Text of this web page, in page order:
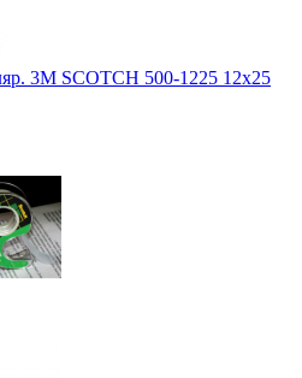
3M SCOTCH 500-1225 12х25